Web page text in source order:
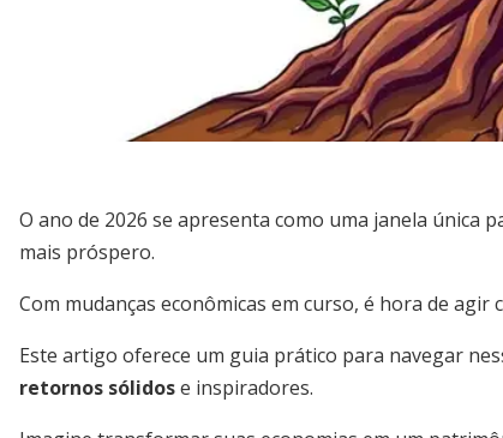
O ano de 2026 se apresenta como uma janela
mais próspero.
Com mudanças econômicas em curso, é hora de agir
Este artigo oferece um guia prático para navegar
retornos sólidose inspiradores.